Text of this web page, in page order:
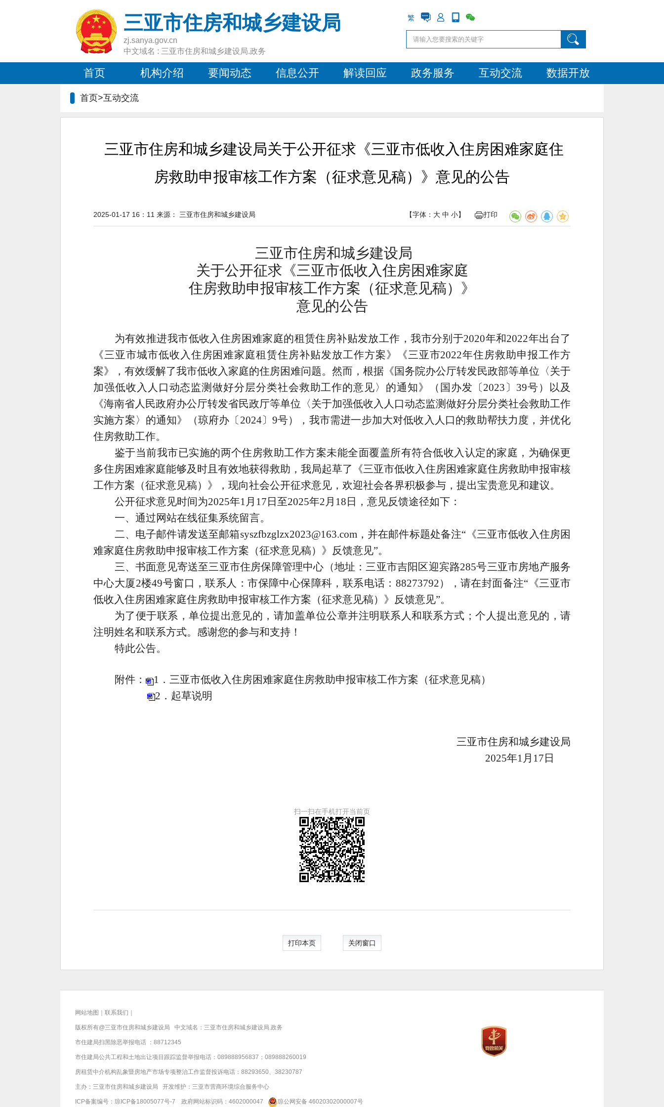
三亚市住房和城乡建设局
zj.sanya.gov.cn
中文域名 : 三亚市住房和城乡建设局.政务
繁
首页 机构介绍 要闻动态 信息公开 解读回应 政务服务 互动交流 数据开放
首页>互动交流
三亚市住房和城乡建设局关于公开征求《三亚市低收入住房困难家庭住
房救助申报审核工作方案（征求意见稿）》意见的公告
【字体： 大 中 小】 打印
2025-01-17 16：11 来源： 三亚市住房和城乡建设局
三亚市住房和城乡建设局
关于公开征求《三亚市低收入住房困难家庭
住房救助申报审核工作方案（征求意见稿）》
意见的公告
为有效推进我市低收入住房困难家庭的租赁住房补贴发放工作，我市分别于2020年和2022年出台了
《三亚市城市低收入住房困难家庭租赁住房补贴发放工作方案》《三亚市2022年住房救助申报工作方
案》，有效缓解了我市低收入家庭的住房困难问题。然而，根据《国务院办公厅转发民政部等单位〈关于
加强低收入人口动态监测做好分层分类社会救助工作的意见〉的通知》（国办发〔2023 〕 39号）以及
《海南省人民政府办公厅转发省民政厅等单位〈关于加强低收入人口动态监测做好分层分类社会救助工作
实施方案〉的通知》（琼府办〔 2024〕 9号），我市需进一步加大对低收入人口的救助帮扶力度，并优化
住房救助工作。
鉴于当前我市已实施的两个住房救助工作方案未能全面覆盖所有符合低收入认定的家庭，为确保更
多住房困难家庭能够及时且有效地获得救助，我局起草了《三亚市低收入住房困难家庭住房救助申报审核
工作方案（征求意见稿）》
， 现向社会公开征求意见，欢迎社会各界积极参与，提出宝贵意见和建议。
公开征求意见时间为2025年1月 17 日至2025年2月 18 日，意见反馈途径如下：
一、通过网站在线征集系统留言。
二、电子邮件请发送至邮箱syszfbzglzx2023@163.com，并在邮件标题处备注“ 《三亚市低收入住房困
难家庭住房救助申报审核工作方案（征求意见稿）》反馈意见”。
三、书面意见寄送至三亚市住房保障管理中心（地址：三亚市吉阳区迎宾路285号三亚市房地产服务
中心大厦2楼49号窗口，联系人：市保障中心保障科，联系电话： 88273792），请在封面备注“ 《三亚市
低收入住房困难家庭住房救助申报审核工作方案（征求意见稿）》反馈意见”。
为了便于联系，单位提出意见的，请加盖单位公章并注明联系人和联系方式；个人提出意见的，请
注明姓名和联系方式。感谢您的参与和支持！
特此公告。
附件：
1．三亚市低收入住房困难家庭住房救助申报审核工作方案（征求意见稿）
2．起草说明
三亚市住房和城乡建设局
2025年1月 17 日
扫一扫在手机打开当前页
打印本页 关闭窗口
网站地图 联系我们
版权所有@三亚市住房和城乡建设局 中文域名：三亚市住房和城乡建设局.政务
市住建局扫黑除恶举报电话 ：88712345
市住建局公共工程和土地出让项目跟踪监督举报电话：089888956837；089888260019
房租赁中介机构乱象暨房地产市场专项整治工作监督投诉电话：88293650、38230787
主办：三亚市住房和城乡建设局 开发维护：三亚市营商环境综合服务中心
ICP备案编号： 琼ICP备18005077号-7 政府网站标识码： 4602000047 琼公网安备 46020302000007号